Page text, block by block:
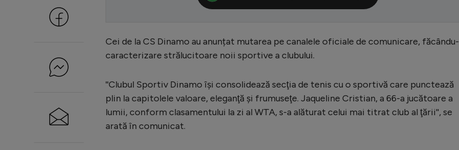
Cei de la CS Dinamo au anunțat mutarea pe canalele oficiale de comunicare,
caracterizare strălucitoare noii sportive a clubului.
''Clubul Sportiv Dinamo îşi consolidează secţia de tenis cu o sportivă care punctează
plin la capitolele valoare, eleganţă şi frumuseţe. Jaqueline Cristian, a 66-a jucătoare a
lumii, conform clasamentului la zi al WTA, s-a alăturat celui mai titrat club al ţării'', se
arată în comunicat.